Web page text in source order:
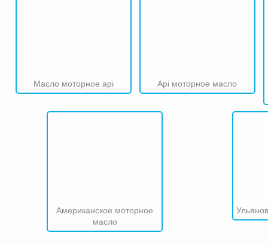
Масло моторное api Api моторное масло
Американское моторное
масло